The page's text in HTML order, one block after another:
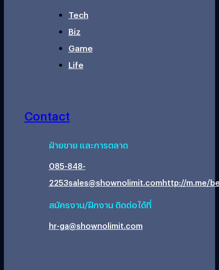
Tech
Biz
Game
Life
Contact
ฝ่ายขาย และการตลาด
085-848-
2253sales@shownolimit.comhttp://m.me/
สมัครงาน/ฝึกงาน ติดต่อได้ที่
hr-ga@shownolimit.com